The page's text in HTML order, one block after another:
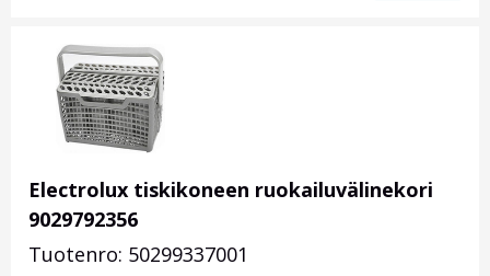
Electrolux tiskikoneen ruokailuvälinekori
9029792356
Tuotenro: 50299337001